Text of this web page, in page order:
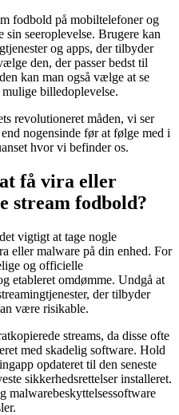
fodbold på mobiltelefoner og
sin seeroplevelse. Brugere kan
og apps, der tilbyder
den, der passer bedst til
kan man også vælge at se
billedoplevelse.
revolutioneret måden, vi ser
nogensinde før at følge med i
hvor vi befinder os.
få vira eller
stream fodbold?
vigtigt at tage nogle
eller malware på din enhed. For
og officielle
etableret omdømme. Undgå at
der tilbyder
være risikable.
streams, da disse ofte
med skadelig software. Hold
opdateret til den seneste
sikkerhedsrettelser installeret.
malwarebeskyttelsessoftware